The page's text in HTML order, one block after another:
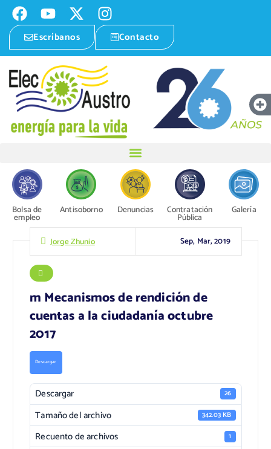
Escríbanos Contacto
Bolsa de
empleo
Antisoborno Denuncias Contratación
Pública
Galería
Jorge Zhunio Sep, Mar, 2019
m Mecanismos de rendición de
cuentas a la ciudadanía octubre
2017
Descargar
Descargar 26
Tamaño del archivo 342.03 KB
Recuento de archivos 1